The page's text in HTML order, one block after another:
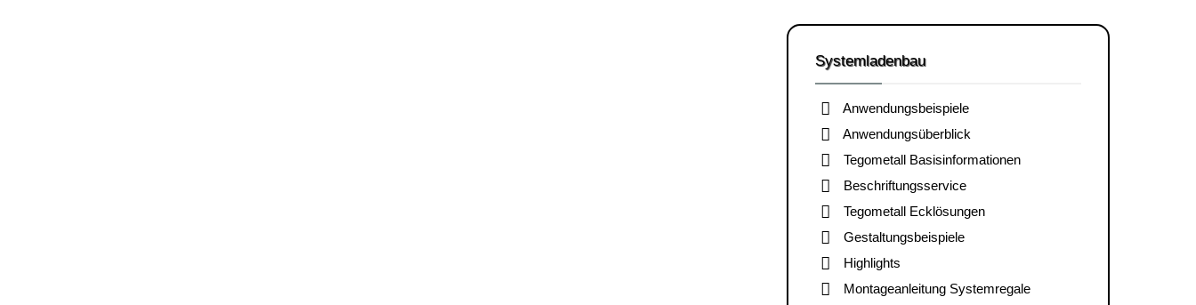
Systemladenbau
Anwendungsbeispiele
Anwendungsüberblick
Tegometall Basisinformationen
Beschriftungsservice
Tegometall Ecklösungen
Gestaltungsbeispiele
Highlights
Montageanleitung Systemregale